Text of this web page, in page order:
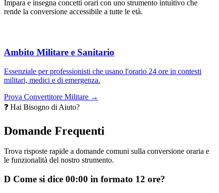
Impara e insegna concetti orari con uno strumento intuitivo che
rende la conversione accessibile a tutte le età.
Ambito Militare e Sanitario
Essenziale per professionisti che usano l'orario 24 ore in contesti
militari, medici e di emergenza.
Prova Convertitore Militare →
❓ Hai Bisogno di Aiuto?
Domande Frequenti
Trova risposte rapide a domande comuni sulla conversione oraria e
le funzionalità del nostro strumento.
D Come si dice 00:00 in formato 12 ore?